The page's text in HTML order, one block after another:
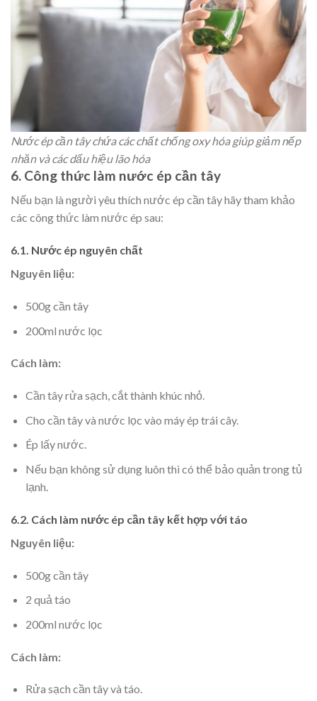
Nước ép cần tây chứa các chất chống oxy hóa giúp giảm nếp
nhăn và các dấu hiệu lão hóa
6. Công thức làm nước ép cần tây
Nếu bạn là người yêu thích nước ép cần tây hãy tham khảo
các công thức làm nước ép sau:
6.1. Nước ép nguyên chất
Nguyên liệu:
500g cần tây
200ml nước lọc
Cách làm:
Cần tây rửa sạch, cắt thành khúc nhỏ.
Cho cần tây và nước lọc vào máy ép trái cây.
Ép lấy nước.
Nếu bạn không sử dụng luôn thì có thể bảo quản trong tủ
lạnh.
6.2. Cách làm nước ép cần tây kết hợp với táo
Nguyên liệu:
500g cần tây
2 quả táo
200ml nước lọc
Cách làm:
Rửa sạch cần tây và táo.